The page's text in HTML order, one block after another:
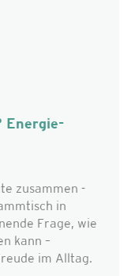
Energie-
zusammen -
in
Frage, wie
kann –
im Alltag.